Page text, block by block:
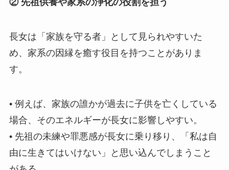
長女は「家族を守る者」として見られやすいた
め、家系の因縁を癒す役目を持つことがありま
す。
• 例えば、家族の誰かが過去に子供を亡くしている
場合、そのエネルギーが長女に影響しやすい。
• 先祖の未練や罪悪感が長女に乗り移り、「私は自
由に生きてはいけない」と思い込んでしまうこと